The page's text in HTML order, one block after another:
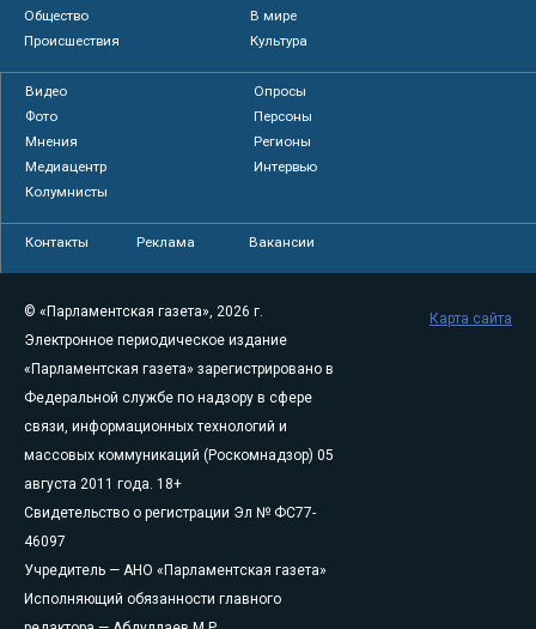
Общество
В мире
Происшествия
Культура
Видео
Опросы
Фото
Персоны
Мнения
Регионы
Медиацентр
Интервью
Колумнисты
Контакты Реклама Вакансии
© «Парламентская газета», 2026 г.
Электронное периодическое издание
«Парламентская газета» зарегистрировано в
Федеральной службе по надзору в сфере
связи, информационных технологий и
массовых коммуникаций (Роскомнадзор) 05
августа 2011 года. 18+
Свидетельство о регистрации Эл № ФС77-
46097
Учредитель — АНО «Парламентская газета»
Исполняющий обязанности главного
Карта сайта